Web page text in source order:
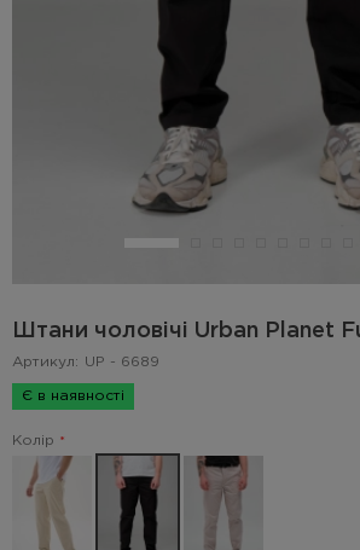
Штани чоловічі Urban Planet
Артикул: UP - 6689
Є в наявності
Колір